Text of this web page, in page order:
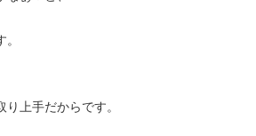
上手だからです。